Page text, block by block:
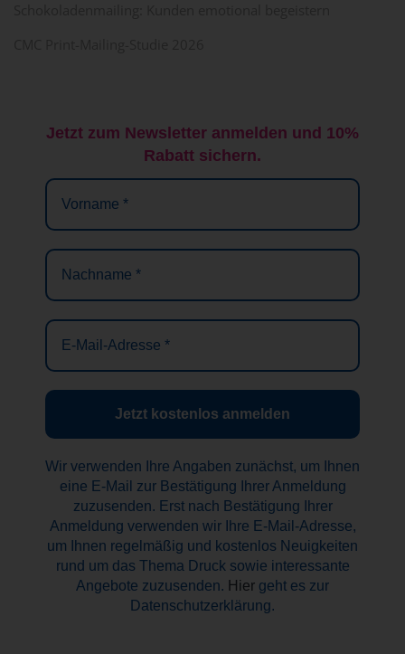
Jetzt zum Newsletter anmelden und 10%
Rabatt sichern.
Vorname
Nachname
E-
Mail-
Adresse
Wir verwenden Ihre Angaben zunächst, um Ihnen
eine E-Mail zur Bestätigung Ihrer Anmeldung
zuzusenden. Erst nach Bestätigung Ihrer
Anmeldung verwenden wir Ihre E-Mail-Adresse,
um Ihnen regelmäßig und kostenlos Neuigkeiten
rund um das Thema Druck sowie interessante
Angebote zuzusenden. Hier geht es zur
Datenschutzerklärung.